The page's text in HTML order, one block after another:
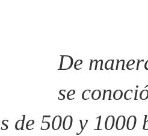
De
se
de 500 y 1000